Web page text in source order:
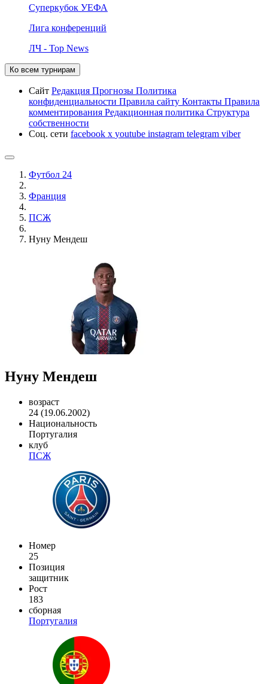
Суперкубок УЕФА
Лига конференций
ЛЧ - Top News
Ко всем турнирам
Сайт Редакция Прогнозы Политика
конфиденциальности Правила сайту Контакты Правила
комментирования Редакционная политика Структура
собственности
Соц. сети facebook x youtube instagram telegram viber
Футбол 24
Франция
ПСЖ
Нуну Мендеш
Нуну Мендеш
возраст
24 (19.06.2002)
Национальность
Португалия
клуб
ПСЖ
Номер
25
Позиция
защитник
Рост
183
сборная
Португалия